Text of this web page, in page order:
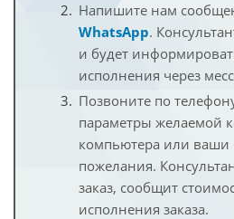
Напишите нам
WhatsApp.
и будет
исполнения через
Позвоните по
параметры желаемой
компьютера или ваши
пожелания.
заказ, сообщит
исполнения заказа.